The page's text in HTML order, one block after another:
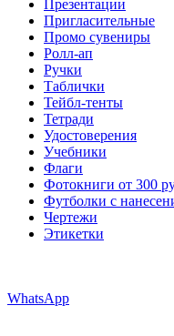
Презентации
Пригласительные
Промо сувениры
Ролл-ап
Ручки
Таблички
Тейбл-тенты
Тетради
Удостоверения
Учебники
Флаги
Фотокниги от 300
Футболки с
Чертежи
Этикетки
WhatsApp